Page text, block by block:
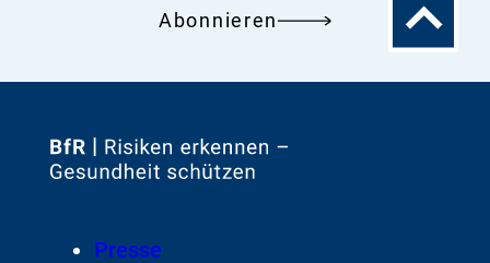
Abonnieren
Zum
Zur
FooterPresse